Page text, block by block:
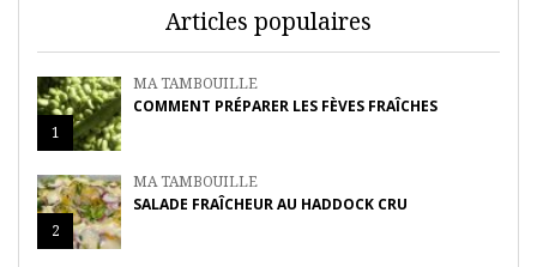
Articles populaires
1
MA TAMBOUILLE
COMMENT PRÉPARER LES FÈVES FRAÎCHES
2
MA TAMBOUILLE
SALADE FRAÎCHEUR AU HADDOCK CRU